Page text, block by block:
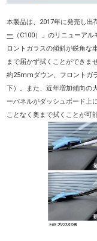
本製品は、2017年に発売し出
ー （C100）」のリニューア
ロントガラスの傾斜が鋭角な
まで届かず拭くことができま
約25mmダウン、フロントガ
下）。また、近年増加傾向の
ーパネルがダッシュボード上
ことなく奥まで拭くことが可